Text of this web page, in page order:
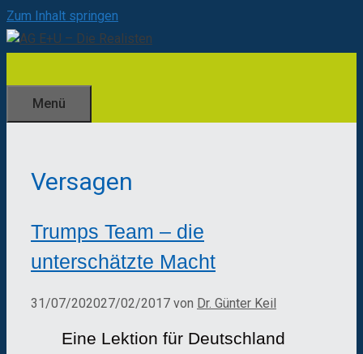
Zum Inhalt springen
Menü
Versagen
Trumps Team – die
unterschätzte Macht
31/07/202027/02/2017 von Dr. Günter Keil
Eine Lektion für Deutschland